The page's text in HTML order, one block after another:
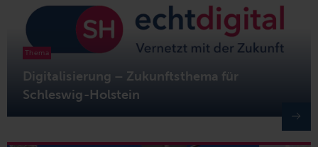
Digitalisierung – Zukunftsthema für
Schleswig-Holstein
Thema